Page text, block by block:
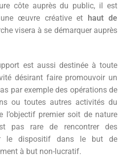
côte auprès du public, il est
œuvre créative et
haut de
visera à se démarquer auprès
est aussi destinée à toute
désirant faire promouvoir un
par exemple des opérations de
ou toutes autres activités du
l’objectif premier soit de nature
pas rare de rencontrer des
le dispositif dans le but de
à but non-lucratif.